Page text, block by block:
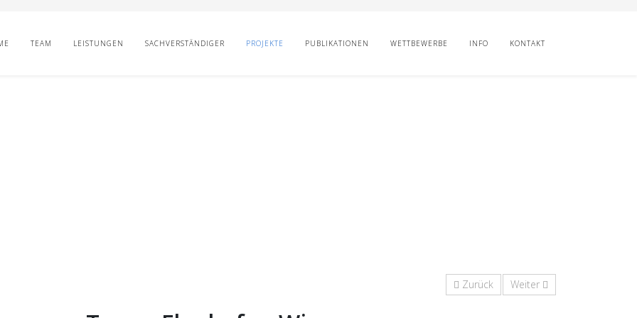
TEAM LEISTUNGEN SACHVERSTÄNDIGER PROJEKTE PUBLIKATIONEN WETTBEWERBE INFO KONTAKT
Zurück Weiter